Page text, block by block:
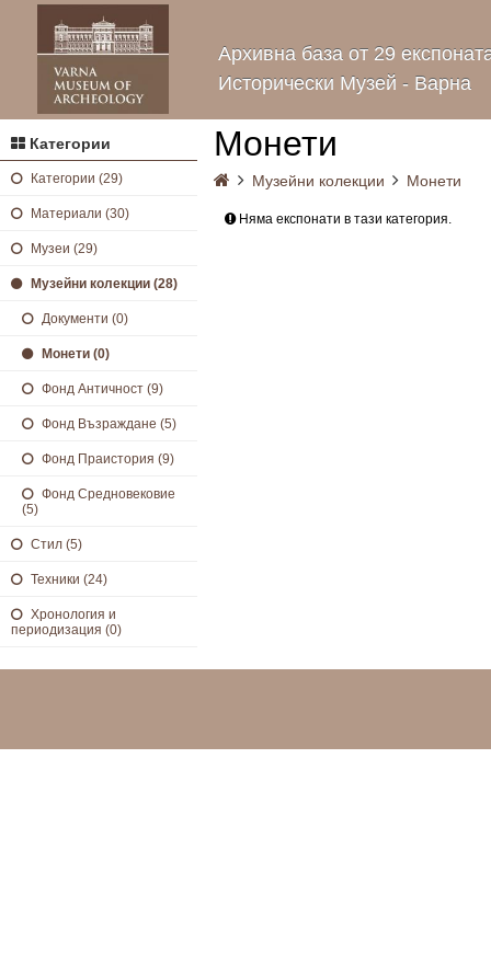
Архивна база от 29
Исторически Музей - Варна
Категории
Категории (29)
Материали (30)
Музеи (29)
Музейни колекции (28)
Документи (0)
Монети (0)
Фонд Античност (9)
Фонд Възраждане (5)
Фонд Праистория (9)
Фонд Средновековие
(5)
Стил (5)
Техники (24)
Хронология и
периодизация (0)
Монети
Музейни колекции Монети
Няма експонати в тази категория.